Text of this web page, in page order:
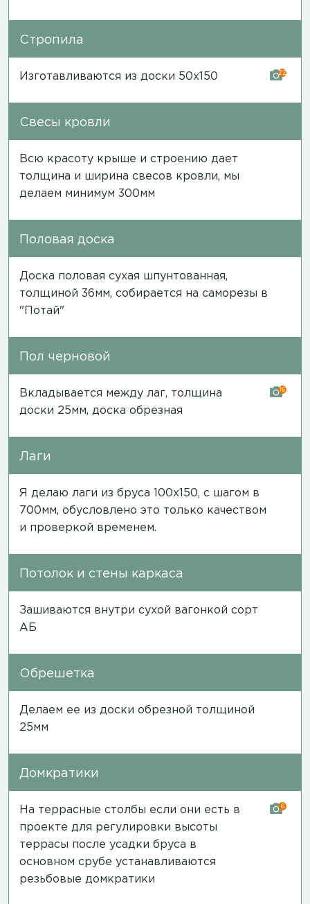
Стропила
Изготавливаются из доски 50х150 22
Свесы кровли
Всю красоту крыше и строению дает
толщина и ширина свесов кровли, мы
делаем минимум 300мм
Половая доска
Доска половая сухая шпунтованная,
толщиной 36мм, собирается на саморезы в
"Потай"
Пол черновой
Вкладывается между лаг, толщина
доски 25мм, доска обрезная
16
Лаги
Я делаю лаги из бруса 100х150, с шагом в
700мм, обусловлено это только качеством
и проверкой временем.
Потолок и стены каркаса
Зашиваются внутри сухой вагонкой сорт
АБ
Обрешетка
Делаем ее из доски обрезной толщиной
25мм
Домкратики
На террасные столбы если они есть в
проекте для регулировки высоты
террасы после усадки бруса в
основном срубе устанавливаются
резьбовые домкратики
6